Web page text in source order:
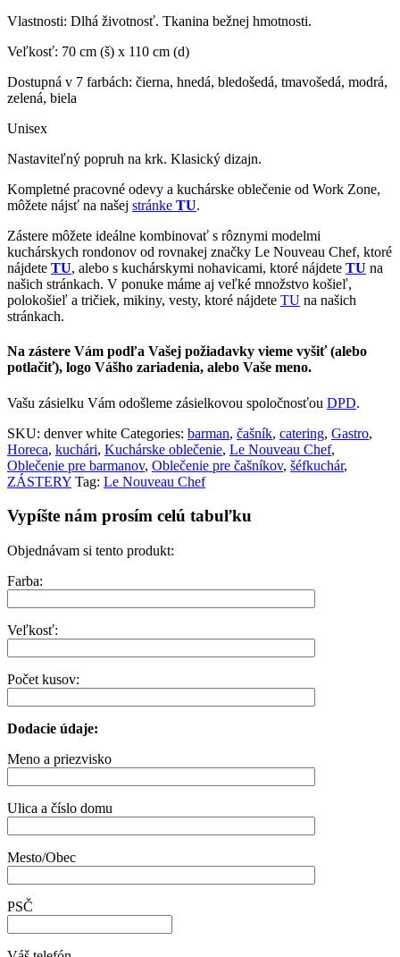
Vlastnosti: Dlhá životnosť. Tkanina bežnej hmotnosti.
Veľkosť: 70 cm (š) x 110 cm (d)
Dostupná v 7 farbách: čierna, hnedá, bledošedá, tmavošedá, modrá,
zelená, biela
Unisex
Nastaviteľný popruh na krk. Klasický dizajn.
Kompletné pracovné odevy a kuchárske oblečenie od Work Zone,
môžete nájsť na našej stránke TU.
Zástere môžete ideálne kombinovať s rôznymi modelmi
kuchárskych rondonov od rovnakej značky Le Nouveau Chef, ktoré
nájdete TU, alebo s kuchárskymi nohavicami, ktoré nájdete TU na
našich stránkach. V ponuke máme aj veľké množstvo košieľ,
polokošieľ a tričiek, mikiny, vesty, ktoré nájdete TU na našich
stránkach.
Na zástere Vám podľa Vašej požiadavky vieme vyšiť (alebo
potlačiť), logo Vášho zariadenia, alebo Vaše meno.
Vašu zásielku Vám odošleme zásielkovou spoločnosťou DPD.
SKU: denver white Categories: barman, čašník, catering, Gastro,
Horeca, kuchári, Kuchárske oblečenie, Le Nouveau Chef,
Oblečenie pre barmanov, Oblečenie pre čašníkov, šéfkuchár,
ZÁSTERY Tag: Le Nouveau Chef
Vypíšte nám prosím celú tabuľku
Objednávam si tento produkt:
Farba:
Veľkosť:
Počet kusov:
Dodacie údaje:
Meno a priezvisko
Ulica a číslo domu
Mesto/Obec
PSČ